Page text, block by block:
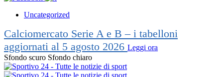
Uncategorized
Calciomercato Serie A e B – i tabelloni
aggiornati al 5 agosto 2026 Leggi ora
Sfondo scuro Sfondo chiaro